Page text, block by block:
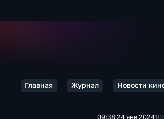
Главная Журнал Новости
09:38 24 янв 2024